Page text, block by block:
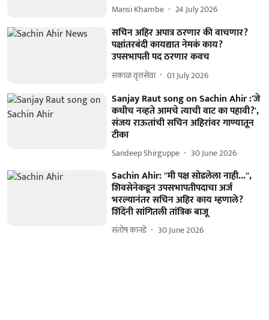
Mansi Khambe 24 July 2026
सचिन अहिर अपात्र ठरणार की वाचणार?
पक्षांतरबंदी कायद्यात नेमकं काय?
उपसभापती पद ठरणार कवच
सकाळ वृत्तसेवा 01 July 2026
Sanjay Raut song on Sachin Ahir :'जे
कधीच नव्हते आमचे त्याची वाट का पहावी?',
संजय राऊतांची सचिन अहिरांवर गाण्यातून
टीका
Sandeep Shirguppe 30 June 2026
Sachin Ahir: ''मी पक्ष सोडलेला नाही...'',
शिवसेनेकडून उपसभापतीपदाचा अर्ज
भरल्यानंतर सचिन अहिर काय म्हणाले?
शिंदेंनी सांगितली तांत्रिक बाजू
संतोष कानडे 30 June 2026